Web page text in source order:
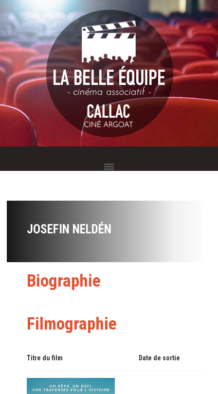
JOSEFIN NELDÉN
Biographie
Filmographie
Titre du film Date de sortie